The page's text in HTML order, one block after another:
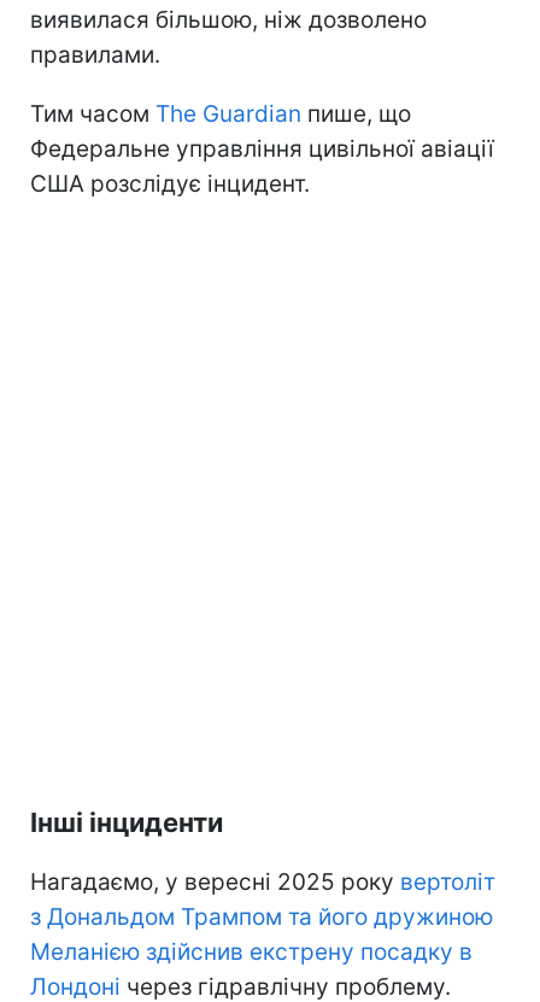
виявилася більшою, ніж дозволено
правилами.
Тим часом The Guardian пише, що
Федеральне управління цивільної авіації
США розслідує інцидент.
Інші інциденти
Нагадаємо, у вересні 2025 року вертоліт
з Дональдом Трампом та його дружиною
Меланією здійснив екстрену посадку в
Лондоні через гідравлічну проблему.